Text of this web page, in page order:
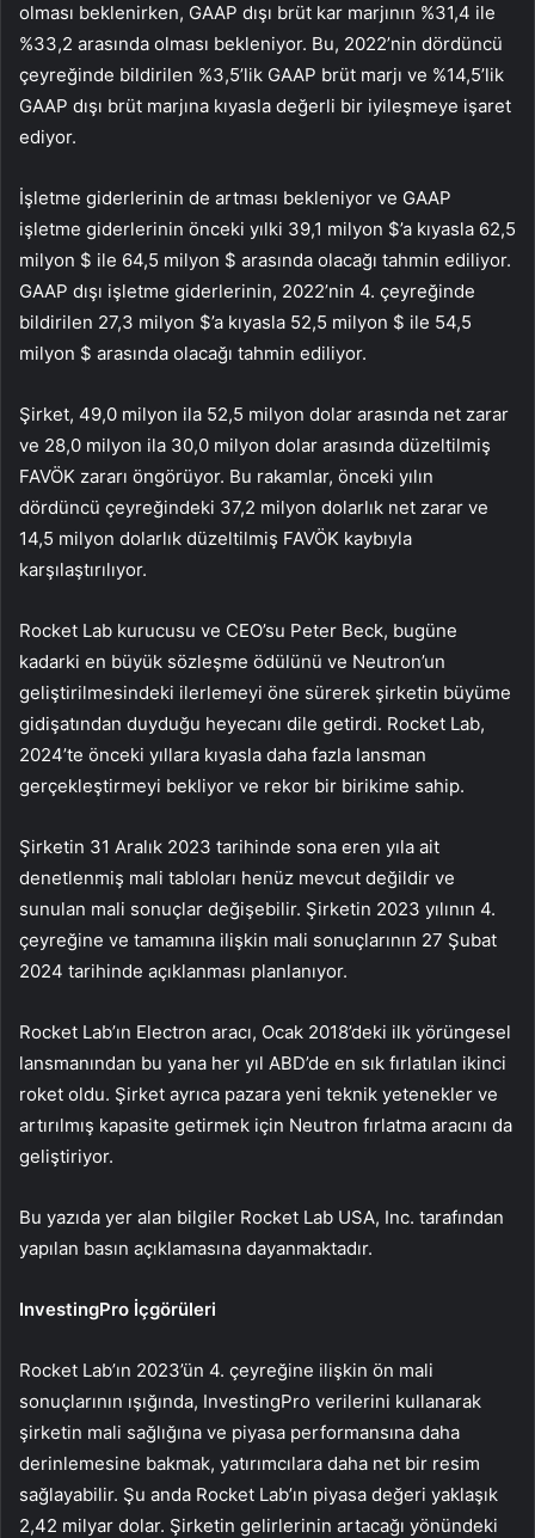
olması beklenirken, GAAP dışı brüt kar marjının %31,4 ile
%33,2 arasında olması bekleniyor. Bu, 2022’nin dördüncü
çeyreğinde bildirilen %3,5’lik GAAP brüt marjı ve %14,5’lik
GAAP dışı brüt marjına kıyasla değerli bir iyileşmeye işaret
ediyor.
İşletme giderlerinin de artması bekleniyor ve GAAP
işletme giderlerinin önceki yılki 39,1 milyon $’a kıyasla 62,5
milyon $ ile 64,5 milyon $ arasında olacağı tahmin ediliyor.
GAAP dışı işletme giderlerinin, 2022’nin 4. çeyreğinde
bildirilen 27,3 milyon $’a kıyasla 52,5 milyon $ ile 54,5
milyon $ arasında olacağı tahmin ediliyor.
Şirket, 49,0 milyon ila 52,5 milyon dolar arasında net zarar
ve 28,0 milyon ila 30,0 milyon dolar arasında düzeltilmiş
FAVÖK zararı öngörüyor. Bu rakamlar, önceki yılın
dördüncü çeyreğindeki 37,2 milyon dolarlık net zarar ve
14,5 milyon dolarlık düzeltilmiş FAVÖK kaybıyla
karşılaştırılıyor.
Rocket Lab kurucusu ve CEO’su Peter Beck, bugüne
kadarki en büyük sözleşme ödülünü ve Neutron’un
geliştirilmesindeki ilerlemeyi öne sürerek şirketin büyüme
gidişatından duyduğu heyecanı dile getirdi. Rocket Lab,
2024’te önceki yıllara kıyasla daha fazla lansman
gerçekleştirmeyi bekliyor ve rekor bir birikime sahip.
Şirketin 31 Aralık 2023 tarihinde sona eren yıla ait
denetlenmiş mali tabloları henüz mevcut değildir ve
sunulan mali sonuçlar değişebilir. Şirketin 2023 yılının 4.
çeyreğine ve tamamına ilişkin mali sonuçlarının 27 Şubat
2024 tarihinde açıklanması planlanıyor.
Rocket Lab’ın Electron aracı, Ocak 2018’deki ilk yörüngesel
lansmanından bu yana her yıl ABD’de en sık fırlatılan ikinci
roket oldu. Şirket ayrıca pazara yeni teknik yetenekler ve
artırılmış kapasite getirmek için Neutron fırlatma aracını da
geliştiriyor.
Bu yazıda yer alan bilgiler Rocket Lab USA, Inc. tarafından
yapılan basın açıklamasına dayanmaktadır.
InvestingPro İçgörüleri
Rocket Lab’ın 2023’ün 4. çeyreğine ilişkin ön mali
sonuçlarının ışığında, InvestingPro verilerini kullanarak
şirketin mali sağlığına ve piyasa performansına daha
derinlemesine bakmak, yatırımcılara daha net bir resim
sağlayabilir. Şu anda Rocket Lab’ın piyasa değeri yaklaşık
2,42 milyar dolar. Şirketin gelirlerinin artacağı yönündeki